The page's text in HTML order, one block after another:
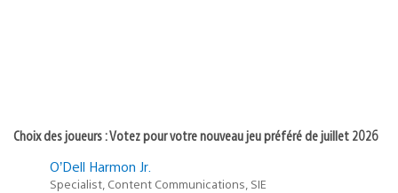
Choix des joueurs : Votez pour votre nouveau jeu préféré de juillet 2026
O’Dell Harmon Jr.
Specialist, Content Communications, SIE